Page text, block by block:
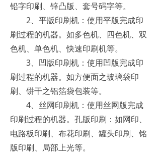
铅字印刷、锌凸版、套号码字等。
2、平版印刷机：使用平版完成印
刷过程的机器。如多色机、四色机、双
色机、单色机、快速印刷机等。
3、凹版印刷机：使用凹版完成印
刷过程的机器。如方便面之玻璃袋印
刷、饼干之铝箔袋包装等。
4、丝网印刷机：使用丝网版完成
印刷过程的机器。孔版印刷：如网印、
电路板印刷、布花印刷、罐头印刷、铭
版印刷、局部上光等。